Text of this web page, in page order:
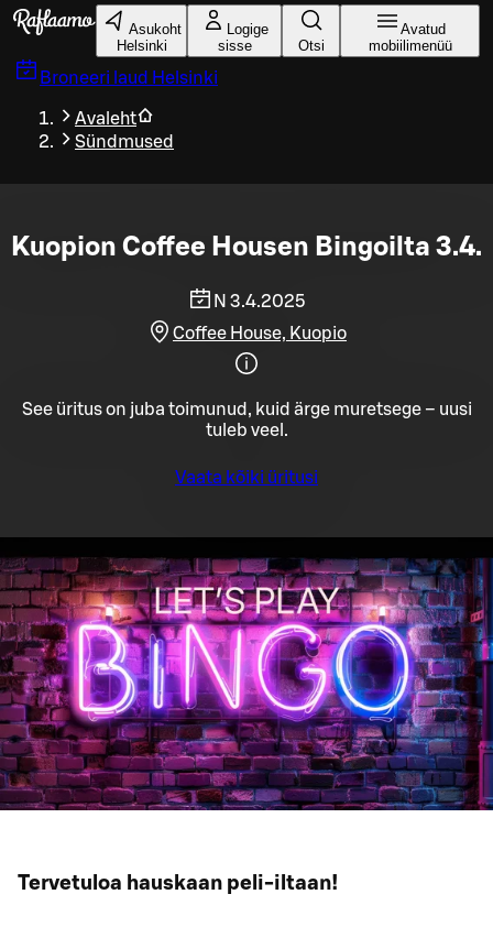
Liigu peamise sisu juurde
Asukoht
Helsinki
Logige
sisse
Otsi
Avatud
mobiilimenüü
Broneeri laud Helsinki
Avaleht
Sündmused
Kuopion Coffee Housen Bingoilta 3.4.
N 3.4.2025
Coffee House, Kuopio
See üritus on juba toimunud, kuid ärge muretsege – uusi
tuleb veel.
Vaata kõiki üritusi
Tervetuloa hauskaan peli-iltaan!